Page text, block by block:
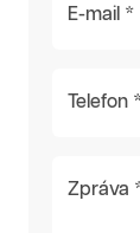
E-mail *
Telefon
Zpráva